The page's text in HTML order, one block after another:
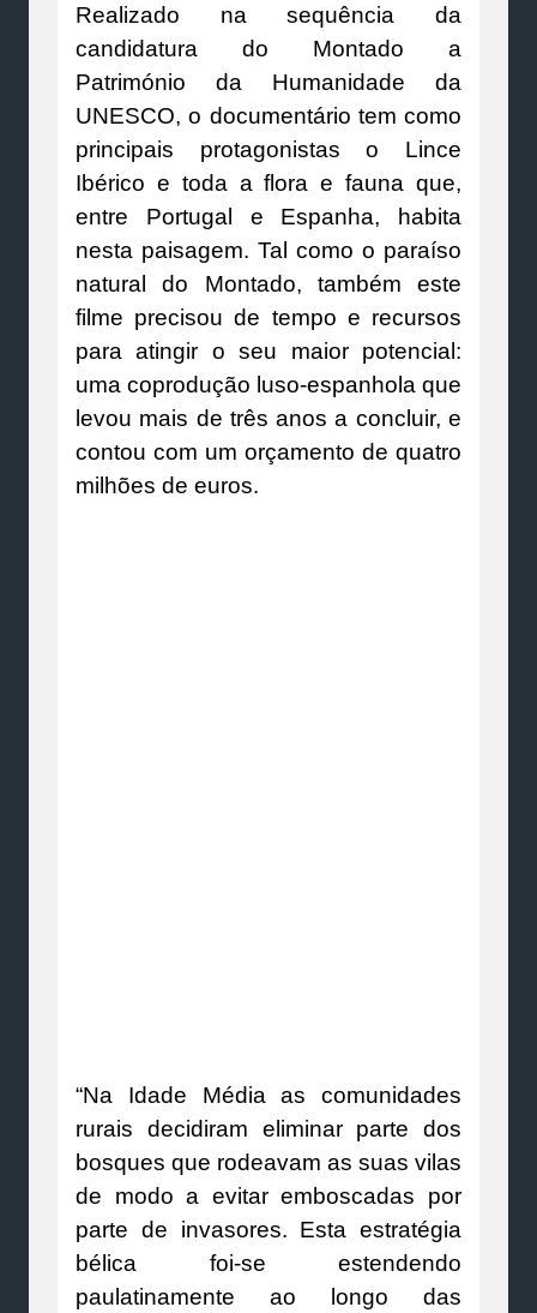
Realizado na sequência da
candidatura do Montado a
Património da Humanidade da
UNESCO, o documentário tem como
principais protagonistas o Lince
Ibérico e toda a flora e fauna que,
entre Portugal e Espanha, habita
nesta paisagem. Tal como o paraíso
natural do Montado, também este
filme precisou de tempo e recursos
para atingir o seu maior potencial:
uma coprodução luso-espanhola que
levou mais de três anos a concluir, e
contou com um orçamento de quatro
milhões de euros.
“Na Idade Média as comunidades
rurais decidiram eliminar parte dos
bosques que rodeavam as suas vilas
de modo a evitar emboscadas por
parte de invasores. Esta estratégia
bélica foi-se estendendo
paulatinamente ao longo das